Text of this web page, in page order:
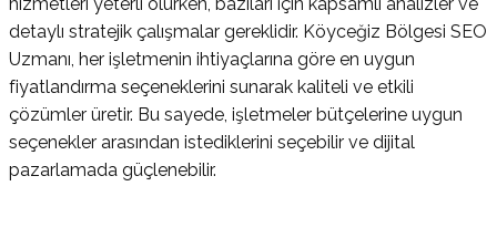
detaylı stratejik çalışmalar gereklidir. Köyceğiz Bölgesi SEO
Uzmanı, her işletmenin ihtiyaçlarına göre en uygun
fiyatlandırma seçeneklerini sunarak kaliteli ve etkili
çözümler üretir. Bu sayede, işletmeler bütçelerine uygun
seçenekler arasından istediklerini seçebilir ve dijital
pazarlamada güçlenebilir.